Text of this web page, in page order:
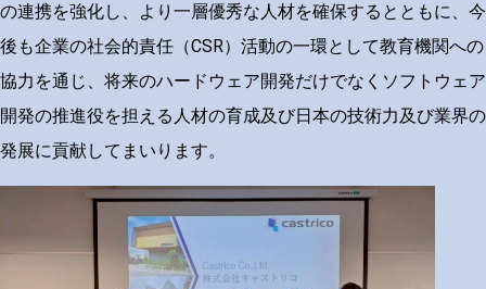
の連携を強化し、より一層優秀な人材を確保するとともに、今
後も企業の社会的責任（CSR）活動の一環として教育機関への
協力を通じ、将来のハードウェア開発だけでなくソフトウェア
開発の推進役を担える人材の育成及び日本の技術力及び業界の
発展に貢献してまいります。